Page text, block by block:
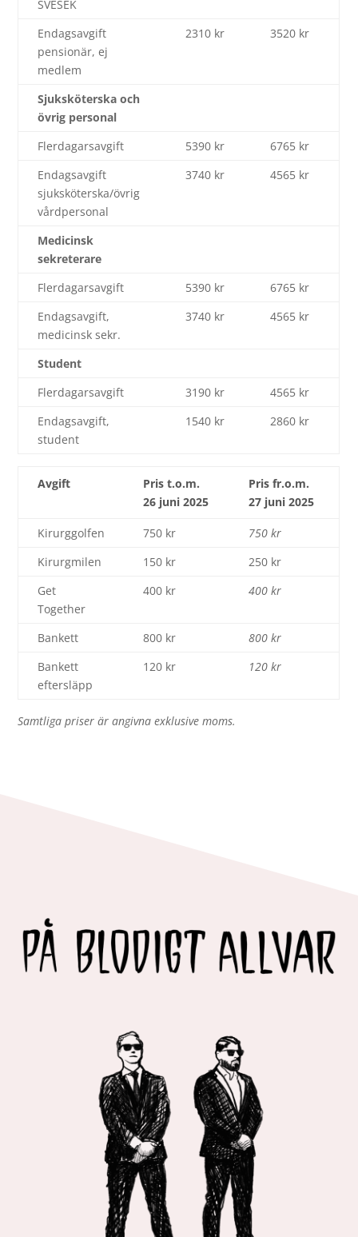
SVESEK
Endagsavgift
pensionär, ej
medlem
2310 kr 3520 kr
Sjuksköterska och
övrig personal
Flerdagarsavgift
5390 kr
6765 kr
Endagsavgift
sjuksköterska/övrig
vårdpersonal
3740 kr 4565 kr
Medicinsk
sekreterare
Flerdagarsavgift
5390 kr
6765 kr
Endagsavgift,
medicinsk sekr.
3740 kr 4565 kr
Student
Flerdagarsavgift
3190 kr
4565 kr
Endagsavgift,
student
1540 kr 2860 kr
Avgift
Pris t.o.m.
26 juni 2025
Pris fr.o.m.
27 juni 2025
Kirurggolfen 750 kr
750 kr
Kirurgmilen
150 kr
250 kr
Get
Together
400 kr 400 kr
Bankett 800 kr
800 kr
Bankett
eftersläpp
120 kr 120 kr
Samtliga priser är angivna exklusive moms.